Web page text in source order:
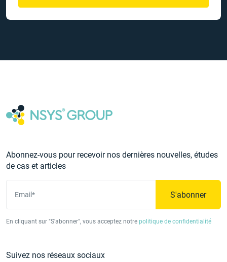
Abonnez-vous pour recevoir nos dernières nouvelles, études
de cas et articles
Email* S'abonner
En cliquant sur "S'abonner", vous acceptez notre politique de confidentialité
Suivez nos réseaux sociaux